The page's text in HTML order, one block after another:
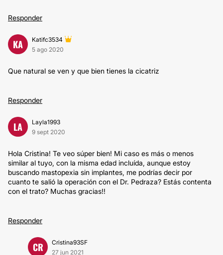
Responder
KA
Katifc3534
5 ago 2020
Que natural se ven y que bien tienes la cicatriz
Responder
LA
Layla1993
9 sept 2020
Hola Cristina! Te veo súper bien! Mi caso es más o menos
similar al tuyo, con la misma edad incluída, aunque estoy
buscando mastopexia sin implantes, me podrías decir por
cuanto te salió la operación con el Dr. Pedraza? Estás contenta
con el trato? Muchas gracias!!
Responder
CR
Cristina93SF
27 jun 2021